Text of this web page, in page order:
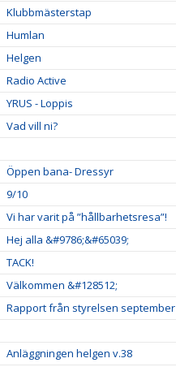
Klubbmästerstap
Humlan
Helgen
Radio Active
YRUS - Loppis
Vad vill ni?
Öppen bana- Dressyr
9/10
Vi har varit på ”hållbarhetsresa”!
Hej alla &#9786;&#65039;
TACK!
Välkommen &#128512;
Rapport från styrelsen september
Anläggningen helgen v.38